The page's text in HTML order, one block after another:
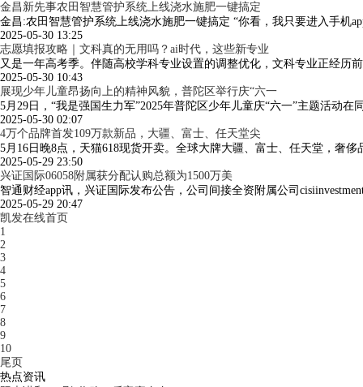
金昌新先事农田智慧管护系统上线浇水施肥一键搞定
金昌:农田智慧管护系统上线浇水施肥一键搞定 “你看，我只要进入手机
2025-05-30 13:25
志愿填报攻略｜文科真的无用吗？ai时代，这些新专业
又是一年高考季。伴随高校学科专业设置的调整优化，文科专业正经历
2025-05-30 10:43
展现少年儿童昂扬向上的精神风貌，普陀区举行庆“六一
5月29日，“我是强国生力军”2025年普陀区少年儿童庆“六一”主题活动
2025-05-30 02:07
4万个品牌首发109万款新品，大疆、富士、任天堂尖
5月16日晚8点，天猫618现货开卖。全球大牌大疆、富士、任天堂，奢侈
2025-05-29 23:50
兴证国际06058附属获分配认购总额为1500万美
智通财经app讯，兴证国际发布公告，公司间接全资附属公司
2025-05-29 20:47
凯发在线首页
1
2
3
4
5
6
7
8
9
10
尾页
热点资讯